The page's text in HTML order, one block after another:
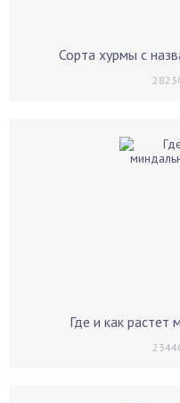
Сорта хурмы с
Где и как